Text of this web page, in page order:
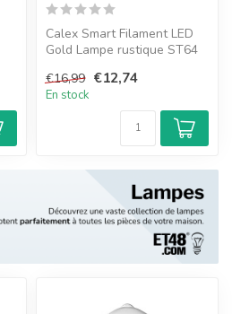
Calex Smart Filament LED
Gold Lampe rustique ST64
1800-300...
€16,99 €12,74
En stock